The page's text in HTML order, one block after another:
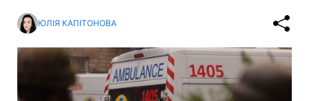
ЮЛІЯ КАПІТОНОВА